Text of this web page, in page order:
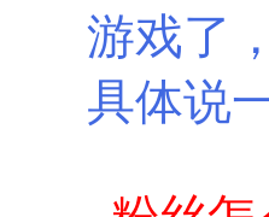
游戏了
具体说